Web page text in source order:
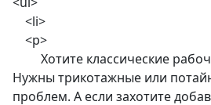
<li>
<p>
Хотите классические
Нужны трикотажные или
проблем. А если захотите